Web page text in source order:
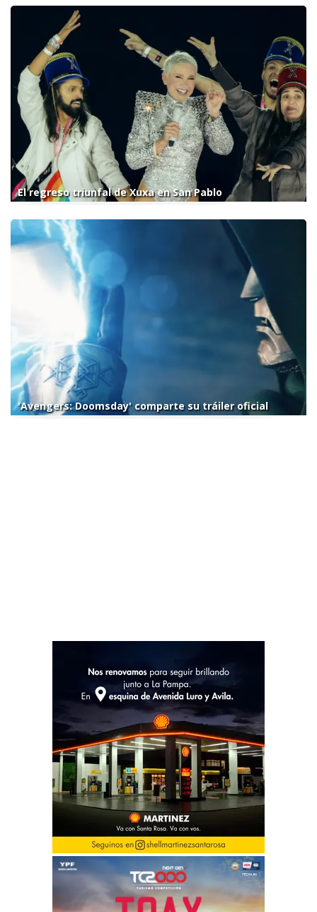
El regreso triunfal de Xuxa en San Pablo
'Avengers: Doomsday' comparte su tráiler oficial